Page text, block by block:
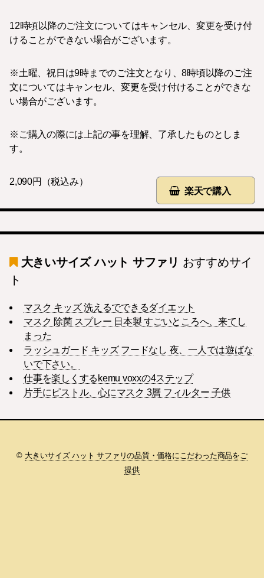
12時頃以降のご注文についてはキャンセル、変更を受け付
けることができない場合がございます。
※土曜、祝日は9時までのご注文となり、8時頃以降のご注
文についてはキャンセル、変更を受け付けることができな
い場合がございます。
※ご購入の際には上記の事を理解、了承したものとしま
す。
楽天で購入
2,090円（税込み）
大きいサイズ ハット サファリ おすすめサイ
ト
マスク キッズ 洗えるでできるダイエット
マスク 除菌 スプレー 日本製 すごいところへ、来てし
まった
ラッシュガード キッズ フードなし 夜、一人では遊ばな
いで下さい。
仕事を楽しくするkemu voxxの4ステップ
片手にピストル、心にマスク 3層 フィルター 子供
© 大きいサイズ ハット サファリの品質・価格にこだわった商品をご
提供